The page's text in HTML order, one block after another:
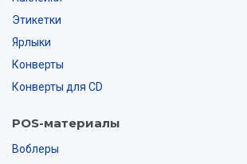
Этикетки
Ярлыки
Конверты
Конверты для CD
POS-материалы
Воблеры